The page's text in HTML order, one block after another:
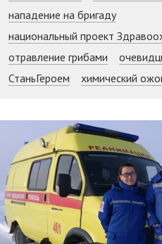
нападение на бригаду
национальный проект
отравление грибами
СтаньГероем
химический